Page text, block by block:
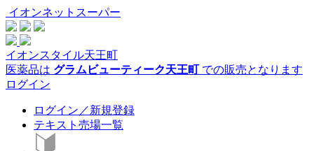
イオンネットスーパー
イオンスタイル天王町
医薬品は グラムビューティーク天王町での販売となります
ログイン
ログイン／新規登録
テキスト売場一覧